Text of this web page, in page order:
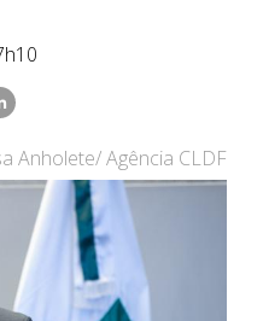
Anholete/ Agência CLDF